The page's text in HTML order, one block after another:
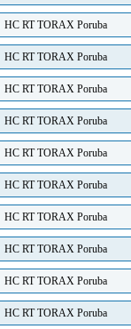
HC RT TORAX Poruba
HC RT TORAX Poruba
HC RT TORAX Poruba
HC RT TORAX Poruba
HC RT TORAX Poruba
HC RT TORAX Poruba
HC RT TORAX Poruba
HC RT TORAX Poruba
HC RT TORAX Poruba
HC RT TORAX Poruba